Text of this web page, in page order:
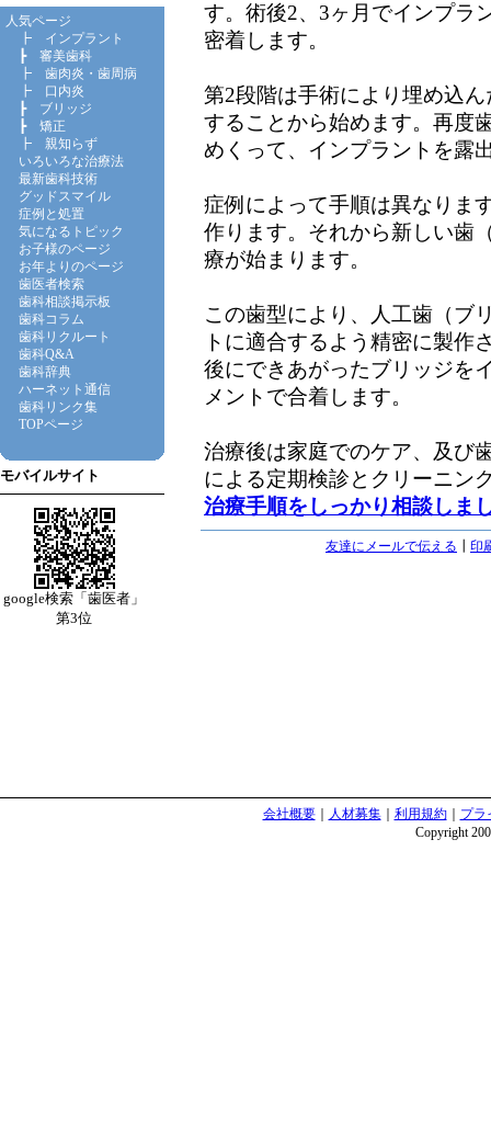
人気ページ
┣ インプラント
┣ 審美歯科
┣ 歯肉炎・歯周病
┣ 口内炎
┣ ブリッジ
┣ 矯正
┣ 親知らず
いろいろな治療法
最新歯科技術
グッドスマイル
症例と処置
気になるトピック
お子様のページ
お年よりのページ
歯医者検索
歯科相談掲示板
歯科コラム
歯科リクルート
歯科Q&A
歯科辞典
ハーネット通信
歯科リンク集
TOPページ
モバイルサイト
google検索「歯医者」
第3位
す。術後2、3ヶ月でインプラ
密着します。
第2段階は手術により埋め込
することから始めます。再度
めくって、インプラントを露
症例によって手順は異なりま
作ります。それから新しい歯
療が始まります。
この歯型により、人工歯（ブ
トに適合するよう精密に製作
後にできあがったブリッジを
メントで合着します。
治療後は家庭でのケア、及び
による定期検診とクリーニン
治療手順をしっかり相談しま
友達にメールで伝える 印
会社概要｜ 人材募集｜ 利用規約｜
プラ
Copyright